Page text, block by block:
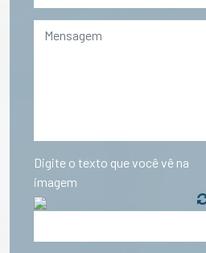
Digite o texto que você vê na
imagem